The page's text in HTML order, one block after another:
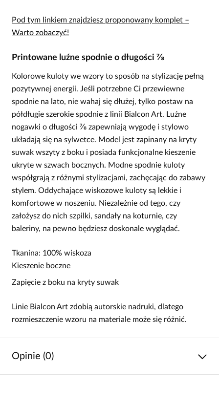
Pod tym linkiem znajdziesz proponowany komplet –
Warto zobaczyć!
Printowane luźne spodnie o długości ⅞
Kolorowe kuloty we wzory to sposób na stylizację pełną
pozytywnej energii. Jeśli potrzebne Ci przewiewne
spodnie na lato, nie wahaj się dłużej, tylko postaw na
półdługie szerokie spodnie z linii Bialcon Art. Luźne
nogawki o długości ⅞ zapewniają wygodę i stylowo
układają się na sylwetce. Model jest zapinany na kryty
suwak wszyty z boku i posiada funkcjonalne kieszenie
ukryte w szwach bocznych. Modne spodnie kuloty
współgrają z różnymi stylizacjami, zachęcając do zabawy
stylem. Oddychające wiskozowe kuloty są lekkie i
komfortowe w noszeniu. Niezależnie od tego, czy
założysz do nich szpilki, sandały na koturnie, czy
baleriny, na pewno będziesz doskonale wyglądać.
Tkanina: 100% wiskoza
Kieszenie boczne
Zapięcie z boku na kryty suwak
Linie Bialcon Art zdobią autorskie nadruki, dlatego
rozmieszczenie wzoru na materiale może się różnić.
Opinie (0)